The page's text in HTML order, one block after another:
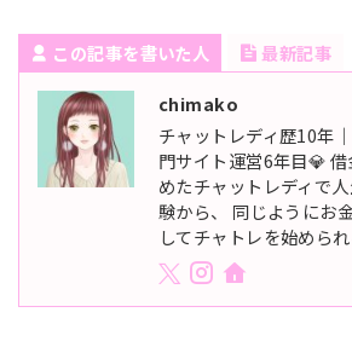
この記事を書いた人
最新記事
chimako
チャットレディ歴10年
門サイト運営6年目💎
めたチャットレディで
験から、 同じようにお
してチャトレを始めら